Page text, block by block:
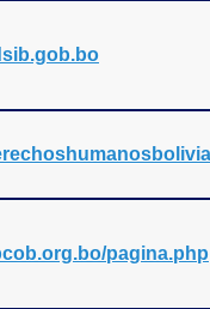
pagina.php